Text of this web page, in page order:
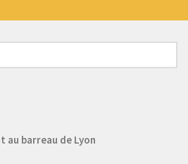
au barreau de Lyon